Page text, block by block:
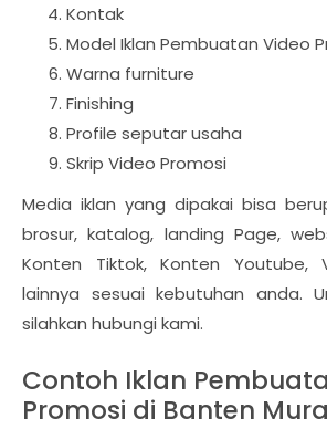
Kontak
Model Iklan Pembuatan Video
Warna furniture
Finishing
Profile seputar usaha
Skrip Video Promosi
Media iklan yang dipakai bisa
brosur, katalog, landing Page,
Konten Tiktok, Konten Youtube,
lainnya sesuai kebutuhan anda.
silahkan hubungi kami.
Contoh Iklan
Promosi di Banten